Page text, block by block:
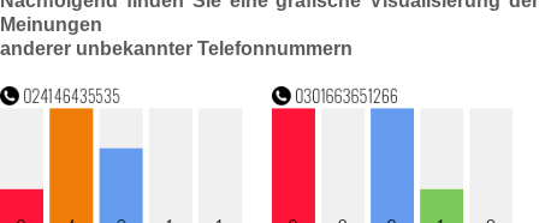
Meinungen
anderer unbekannter Telefonnummern